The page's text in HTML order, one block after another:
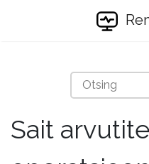
Sait